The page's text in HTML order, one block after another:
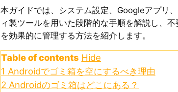
本ガイドでは、システム設定、Googleアプリ
ィ製ツールを用いた段階的な手順を解説し、
を効果的に管理する方法を紹介します。
Table of contents Hide
1 Androidでゴミ箱を空にするべき理由
2 Androidのゴミ箱はどこにある？